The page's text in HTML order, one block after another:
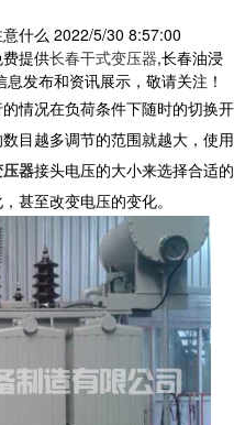
什么 2022/5/30 8:57:00
提供长春干式变压器,长春油浸
发布和资讯展示，敬请关注！
情况在负荷条件下随时的切换开
目越多调节的范围就越大，使用
器接头电压的大小来选择合适的
甚至改变电压的变化。